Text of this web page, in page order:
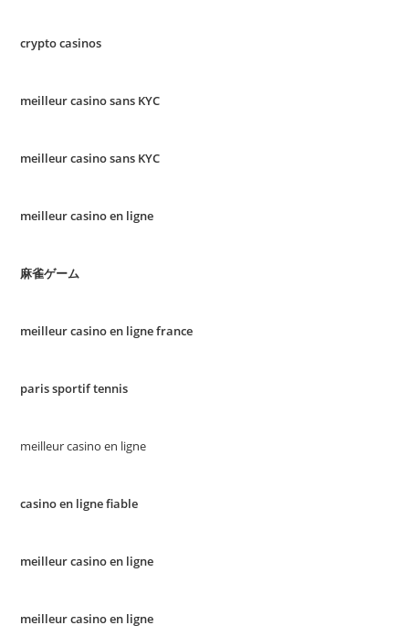
crypto casinos
meilleur casino sans KYC
meilleur casino sans KYC
meilleur casino en ligne
麻雀ゲーム
meilleur casino en ligne france
paris sportif tennis
meilleur casino en ligne
casino en ligne fiable
meilleur casino en ligne
meilleur casino en ligne